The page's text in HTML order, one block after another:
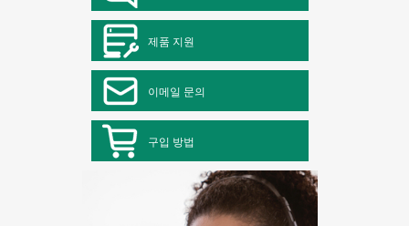
제품 지원
이메일 문의
구입 방법